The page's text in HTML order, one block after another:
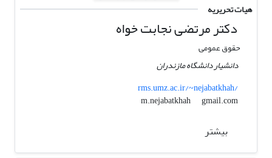
هیات تحریریه
دکتر مرتضی نجابت خواه
حقوق عمومی
دانشیار دانشگاه مازندران
rms.umz.ac.ir/~nejabatkhah/
m.nejabatkhah
gmail.com
بیشتر